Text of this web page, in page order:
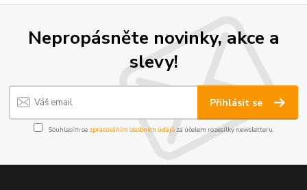
Nepropásněte novinky, akce a
slevy!
Přihlásit se
Souhlasím se zpracováním osobních údajůza účelem rozesílky newsletteru.